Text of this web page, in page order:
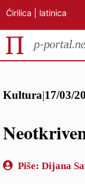
Ćirilica latinica
Kultura|17/03/
Piše: Dijana